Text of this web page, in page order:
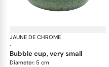
JAUNE DE CHROME
·
bubble cup, very small
Diameter: 5 cm